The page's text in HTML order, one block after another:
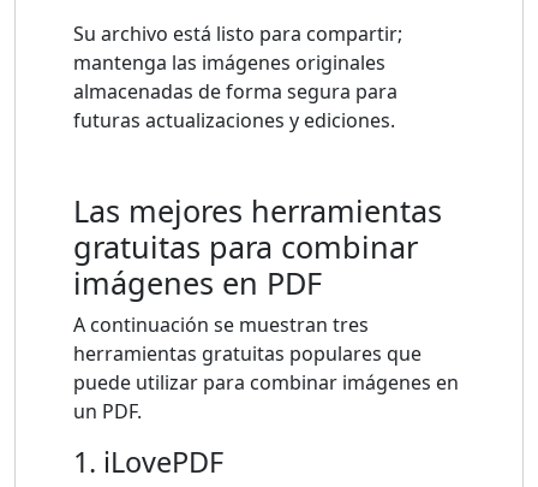
Su archivo está listo para compartir;
mantenga las imágenes originales
almacenadas de forma segura para
futuras actualizaciones y ediciones.
Las mejores herramientas
gratuitas para combinar
imágenes en PDF
A continuación se muestran tres
herramientas gratuitas populares que
puede utilizar para combinar imágenes en
un PDF.
1. iLovePDF